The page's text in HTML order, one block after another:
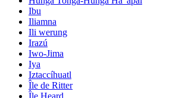
Ibu
Iliamna
Ili werung
Irazú
Iwo-Jima
Iya
Iztaccíhuatl
Île de Ritter